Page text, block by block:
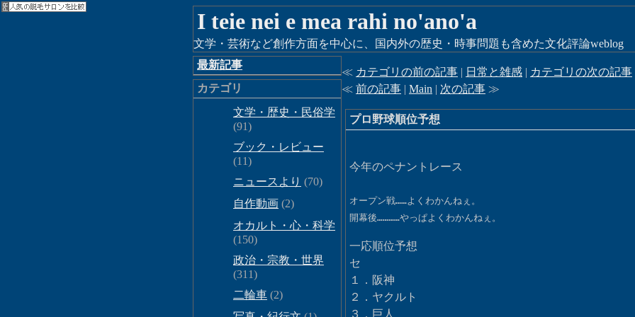
I teie nei e mea rahi no'ano'a
文学・芸術など創作方面を中心に、国内外の歴史・時事問題も含めた文化評論weblog
最新記事
カテゴリ
文学・歴史・民俗学
(91)
ブック・レビュー
(11)
ニュースより (70)
自作動画 (2)
オカルト・心・科学
(150)
政治・宗教・世界
(311)
二輪車 (2)
≪ カテゴリの前の記事 | 日常と雑感 | カテゴリの次の記事
≪ 前の記事 | Main | 次の記事 ≫
プロ野球順位予想
今年のペナントレース
オープン戦……よくわかんねぇ。
開幕後…………やっぱよくわかんねぇ。
一応順位予想
セ
１．阪神
２．ヤクルト
３．巨人